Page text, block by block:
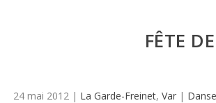
FÊTE
24 mai 2012 | La Garde-Freinet,Var |